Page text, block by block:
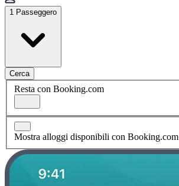
1 Passeggero
Cerca
Resta con Booking.com
Mostra alloggi disponibili con Booking.com